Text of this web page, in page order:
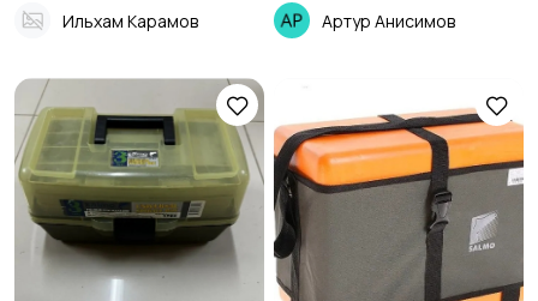
Ильхам Карамов Артур Анисимов